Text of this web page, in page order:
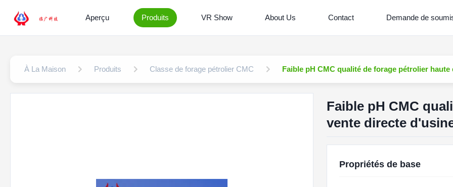
Aperçu Produits VR Show About Us Contact Demande de
À La Maison Produits Classe de forage pétrolier CMC Faible pH CMC qualité de forage pétrolier
Faible pH CMC
vente directe
Propriétés de base